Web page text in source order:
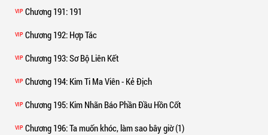
VIP Chương 191: 191
VIP Chương 192: Hợp Tác
VIP Chương 193: Sơ Bộ Liên Kết
VIP Chương 194: Kim Ti Ma Viên - Kẻ Địch
VIP Chương 195: Kim Nhãn Báo Phần Đầu Hồn Cốt
VIP Chương 196: Ta muốn khóc, làm sao bây giờ (1)